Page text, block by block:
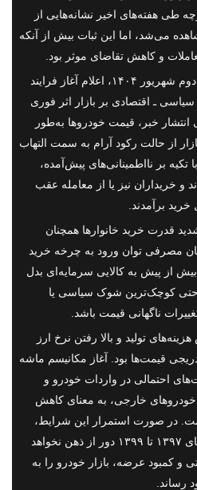
طی هفته‌های اخیر نشانه‌هایی از
می‌شد، اما این ثبات بیش از آنکه
و کاهش تقاضای موثر بود.
با این حال، در روز نخست هفته دوم شهریور ۱۴۰۴، اعلام آغاز فرایند
ـ اقتصادی بر بازار اثر فوری
خبر، قیمت خودروها به‌طور
از حالت رکود آرام به سمت التهاب
بر نااطمینانی‌های پیش‌آمده،
و خریداران نیز یا از معامله عقب
برآمدند.
قدرت خرید خانوارها همچنان
مصرفی توان ورود به چرخه خرید
از پیش به کالایی سرمایه‌ای بدل
کوچک‌ترین شوک سیاسی یا
ناگهانی قیمت باشد.
تولید و بالا رفتن نرخ ارز
قیمت‌ها بود. آغاز مکانیسم ماشه
احتمالی در واردات خودرو و
خارجی، به معنای کاهش
در صورت استمرار این شرایط،
احتمال بازگشت به تجربه سال‌های ۱۳۹۷ تا ۱۳۹۹ دور از ذهن نخواهد
عرضه، بازار خودرو را به